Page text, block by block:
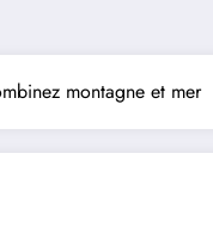
montagne et mer